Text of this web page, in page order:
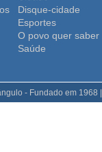
Disque-cidade
Esportes
O povo quer saber
Saúde
- Fundado em